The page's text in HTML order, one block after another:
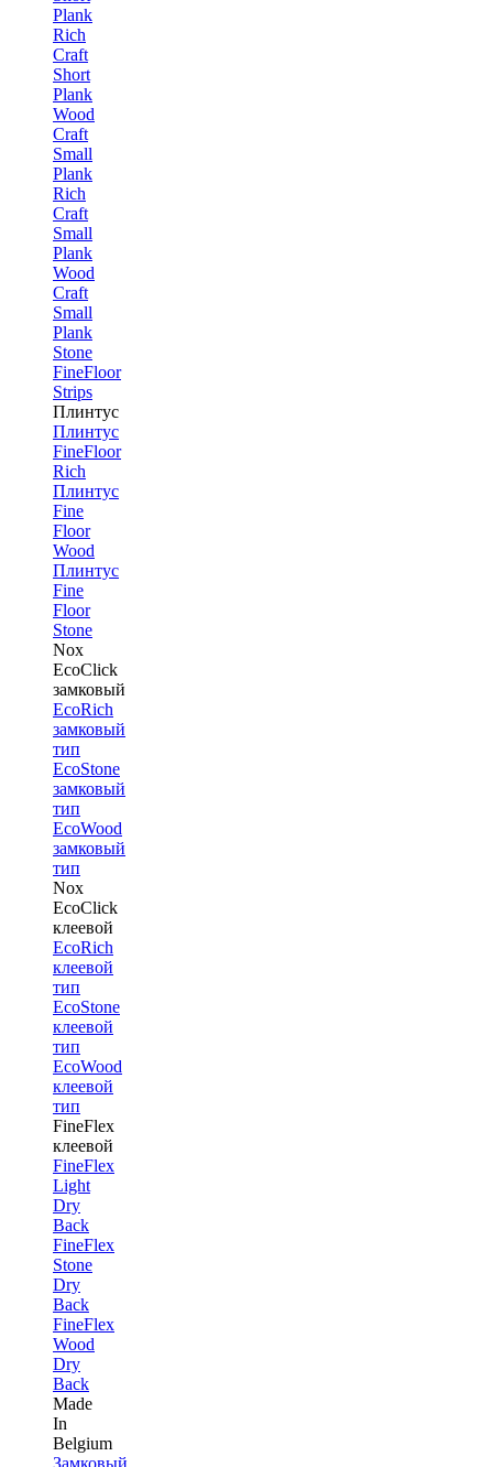
Plank
Rich
Craft
Short
Plank
Wood
Craft
Small
Plank
Rich
Craft
Small
Plank
Wood
Craft
Small
Plank
Stone
FineFloor
Strips
Плинтус
Плинтус
FineFloor
Rich
Плинтус
Fine
Floor
Wood
Плинтус
Fine
Floor
Stone
Nox
EcoClick
замковый
EcoRich
замковый
тип
EcoStone
замковый
тип
EcoWood
замковый
тип
Nox
EcoClick
клеевой
EcoRich
клеевой
тип
EcoStone
клеевой
тип
EcoWood
клеевой
тип
FineFlex
клеевой
FineFlex
Light
Dry
Back
FineFlex
Stone
Dry
Back
FineFlex
Wood
Dry
Back
Made
In
Belgium
Замковый